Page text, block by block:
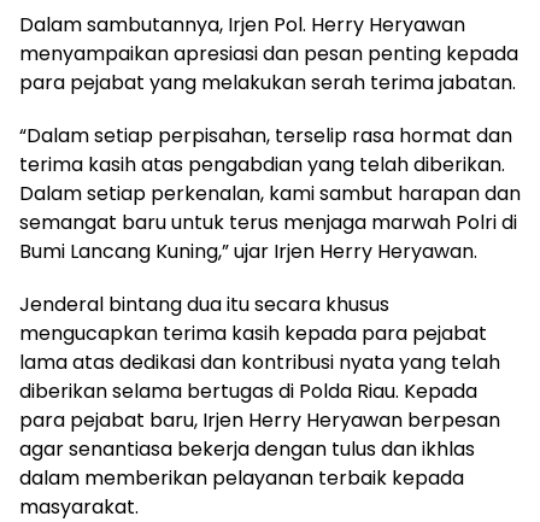
Dalam sambutannya, Irjen Pol. Herry Heryawan
menyampaikan apresiasi dan pesan penting kepada
para pejabat yang melakukan serah terima jabatan.
“Dalam setiap perpisahan, terselip rasa hormat dan
terima kasih atas pengabdian yang telah diberikan.
Dalam setiap perkenalan, kami sambut harapan dan
semangat baru untuk terus menjaga marwah Polri di
Bumi Lancang Kuning,” ujar Irjen Herry Heryawan.
Jenderal bintang dua itu secara khusus
mengucapkan terima kasih kepada para pejabat
lama atas dedikasi dan kontribusi nyata yang telah
diberikan selama bertugas di Polda Riau. Kepada
para pejabat baru, Irjen Herry Heryawan berpesan
agar senantiasa bekerja dengan tulus dan ikhlas
dalam memberikan pelayanan terbaik kepada
masyarakat.